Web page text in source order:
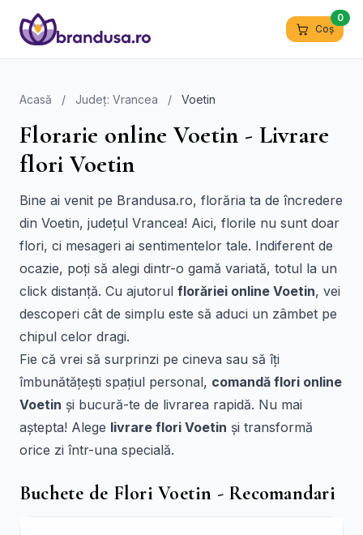
Coș
0
Acasă / Județ: Vrancea / Voetin
Florarie online Voetin - Livrare
flori Voetin
Bine ai venit pe Brandusa.ro, florăria ta de încredere
din Voetin, județul Vrancea! Aici, florile nu sunt doar
flori, ci mesageri ai sentimentelor tale. Indiferent de
ocazie, poți să alegi dintr-o gamă variată, totul la un
click distanță. Cu ajutorul florăriei online Voetin, vei
descoperi cât de simplu este să aduci un zâmbet pe
chipul celor dragi.
Fie că vrei să surprinzi pe cineva sau să îți
îmbunătățești spațiul personal, comandă flori online
Voetin și bucură-te de livrarea rapidă. Nu mai
aștepta! Alege livrare flori Voetin și transformă
orice zi într-una specială.
Buchete de Flori Voetin - Recomandari